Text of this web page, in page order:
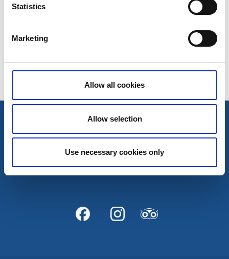
Statistics
Marketing
Allow all cookies
Allow selection
Use necessary cookies only
Fallhöhe von 3,5 Meter, somit die höchste
Partner
Staatliche Grundstücksverwaltung von Schweden